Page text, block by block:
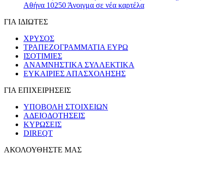
Αθήνα 10250 Άνοιγμα σε νέα καρτέλα
ΓΙΑ ΙΔΙΩΤΕΣ
ΧΡΥΣΟΣ
ΤΡΑΠΕΖΟΓΡΑΜΜΑΤΙΑ ΕΥΡΩ
ΙΣΟΤΙΜΙΕΣ
ΑΝΑΜΝΗΣΤΙΚΑ ΣΥΛΛΕΚΤΙΚΑ
ΕΥΚΑΙΡΙΕΣ ΑΠΑΣΧΟΛΗΣΗΣ
ΓΙΑ ΕΠΙΧΕΙΡΗΣΕΙΣ
ΥΠΟΒΟΛΗ ΣΤΟΙΧΕΙΩΝ
ΑΔΕΙΟΔΟΤΗΣΕΙΣ
ΚΥΡΩΣΕΙΣ
DIREQT
ΑΚΟΛΟΥΘΗΣΤΕ ΜΑΣ